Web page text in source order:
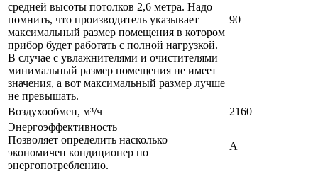
средней высоты потолков 2,6 метра. Надо
помнить, что производитель указывает
максимальный размер помещения в котором
прибор будет работать с полной нагрузкой.
В случае с увлажнителями и очистителями
минимальный размер помещения не имеет
значения, а вот максимальный размер лучше
не превышать.
90
Воздухообмен, м³/ч
2160
Энергоэффективность
Позволяет определить насколько
экономичен кондиционер по
энергопотреблению.
A